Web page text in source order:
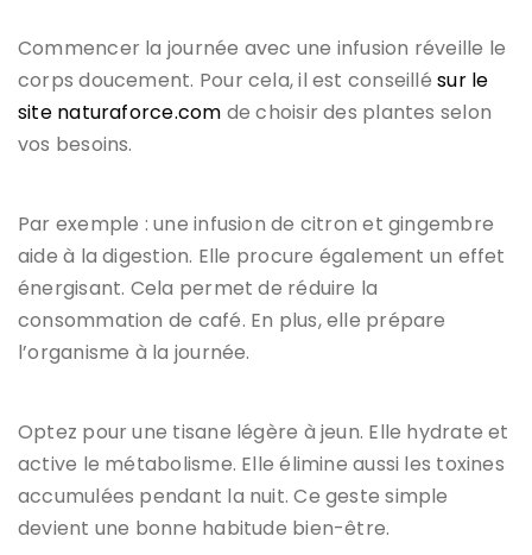
Commencer la journée avec une infusion réveille le
corps doucement. Pour cela, il est conseillésur le
site naturaforce.com de choisir des plantes selon
vos besoins.
Par exemple : une infusion de citron et gingembre
aide à la digestion. Elle procure également un effet
énergisant. Cela permet de réduire la
consommation de café. En plus, elle prépare
l’organisme à la journée.
Optez pour une tisane légère à jeun. Elle hydrate et
active le métabolisme. Elle élimine aussi les toxines
accumulées pendant la nuit. Ce geste simple
devient une bonne habitude bien-être.